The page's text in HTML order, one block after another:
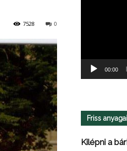
0
7528
00:00
Friss
Kilépni a